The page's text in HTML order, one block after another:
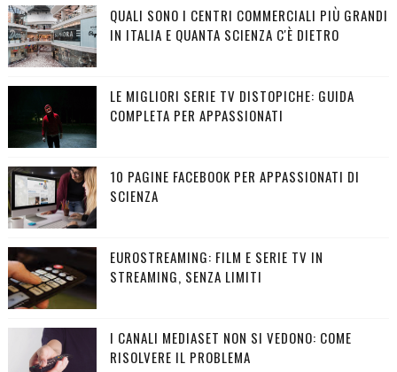
QUALI SONO I CENTRI COMMERCIALI PIÙ GRANDI
IN ITALIA E QUANTA SCIENZA C'È DIETRO
LE MIGLIORI SERIE TV DISTOPICHE: GUIDA
COMPLETA PER APPASSIONATI
10 PAGINE FACEBOOK PER APPASSIONATI DI
SCIENZA
EUROSTREAMING: FILM E SERIE TV IN
STREAMING, SENZA LIMITI
I CANALI MEDIASET NON SI VEDONO: COME
RISOLVERE IL PROBLEMA